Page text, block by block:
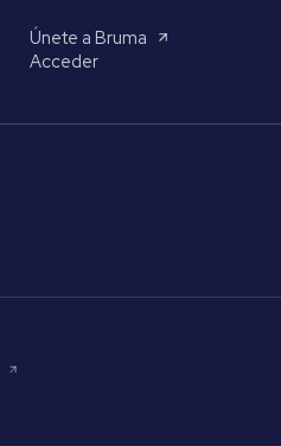
Únete a Bruma
Acceder